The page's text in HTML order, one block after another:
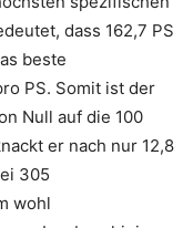
dass 162,7 PS
beste
PS. Somit ist der
Null auf die 100
er nach nur 12,8
305
wohl